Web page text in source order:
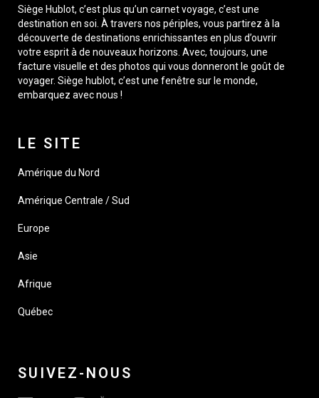
Siège Hublot, c’est plus qu’un carnet voyage, c’est une
destination en soi. À travers nos périples, vous partirez à la
découverte de destinations enrichissantes en plus d’ouvrir
votre esprit à de nouveaux horizons. Avec, toujours, une
facture visuelle et des photos qui vous donneront le goût de
voyager. Siège hublot, c’est une fenêtre sur le monde,
embarquez avec nous !
LE SITE
Amérique du Nord
Amérique Centrale / Sud
Europe
Asie
Afrique
Québec
SUIVEZ-NOUS